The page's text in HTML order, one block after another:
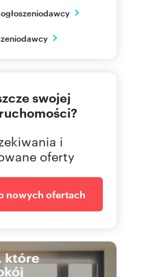
telefon
swojej
i
oferty
nowych ofertach